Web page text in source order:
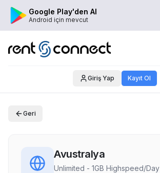
Google Play'den Al
Android için mevcut
Giriş Yap Kayıt Ol
Geri
Avustralya
Unlimited - 1GB Highspeed/Day